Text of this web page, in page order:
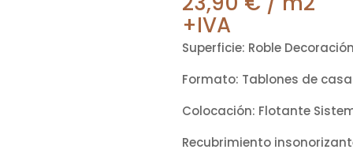
+IVA
Superficie: Roble
Formato: Tablones de
Colocación: Flotante
Recubrimiento